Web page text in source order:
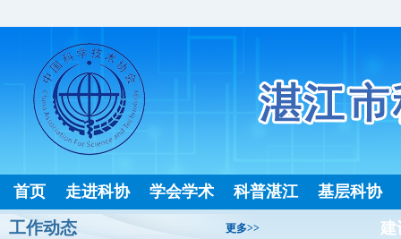
首页 走进科协 学会学术 科普湛江 基层科协
建
工作动态 更多>>